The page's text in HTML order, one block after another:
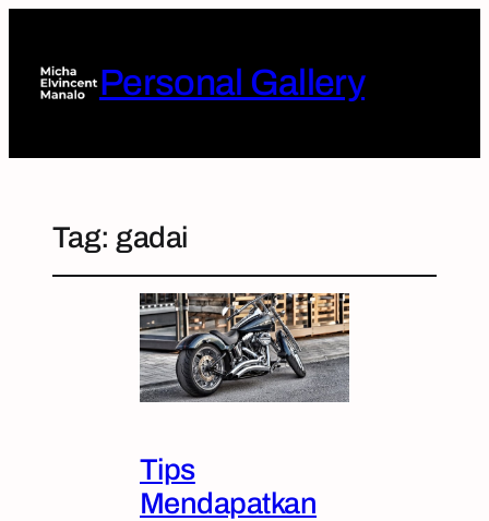
Personal Gallery
Tag: gadai
Tips
Mendapatkan